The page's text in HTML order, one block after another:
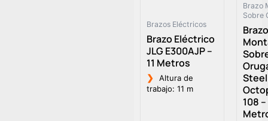
Brazos Eléctricos
Brazo Eléctrico
JLG E300AJP –
11 Metros
❯
Altura de
trabajo: 11 m
Brazo
Sobre
Brazo
Steel
108